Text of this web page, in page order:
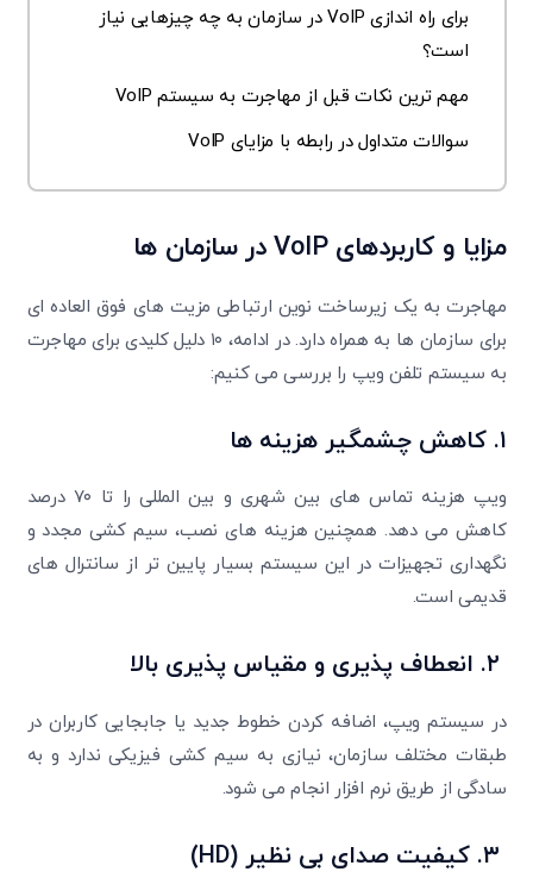
برای راه اندازی VoIP در سازمان به چه چیزهایی نیاز
است؟
مهم ترین نکات قبل از مهاجرت به سیستم VoIP
سوالات متداول در رابطه با مزایای VoIP
مزایا و کاربردهای VoIP در سازمان ها
مهاجرت به یک زیرساخت نوین ارتباطی مزیت های فوق العاده ای
برای سازمان ها به همراه دارد. در ادامه، ۱۰ دلیل کلیدی برای مهاجرت
به سیستم تلفن ویپ را بررسی می کنیم:
۱. کاهش چشمگیر هزینه ها
ویپ هزینه تماس های بین شهری و بین المللی را تا ۷۰ درصد
کاهش می دهد. همچنین هزینه های نصب، سیم کشی مجدد و
نگهداری تجهیزات در این سیستم بسیار پایین تر از سانترال های
قدیمی است.
انعطاف پذیری و مقیاس پذیری بالا
در سیستم ویپ، اضافه کردن خطوط جدید یا جابجایی کاربران در
طبقات مختلف سازمان، نیازی به سیم کشی فیزیکی ندارد و به
سادگی از طریق نرم افزار انجام می شود.
کیفیت صدای بی نظیر (HD)